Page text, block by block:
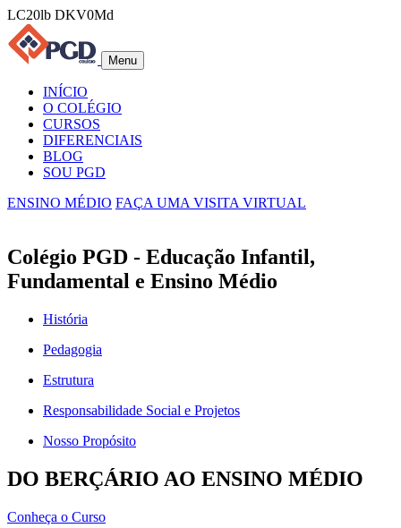
LC20lb DKV0Md
Menu
INÍCIO
O COLÉGIO
CURSOS
DIFERENCIAIS
BLOG
SOU PGD
ENSINO MÉDIO FAÇA UMA VISITA VIRTUAL
Colégio PGD - Educação Infantil,
Fundamental e Ensino Médio
História
Pedagogia
Estrutura
Responsabilidade Social e Projetos
Nosso Propósito
DO BERÇÁRIO AO ENSINO MÉDIO
Conheça o Curso